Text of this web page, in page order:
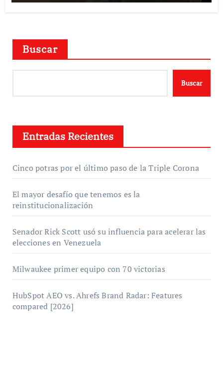
Buscar
Buscar
Entradas Recientes
Cinco potras por el último paso de la Triple Corona
El mayor desafío que tenemos es la
reinstitucionalización
Senador Rick Scott usó su influencia para acelerar las
elecciones en Venezuela
Milwaukee primer equipo con 70 victorias
HubSpot AEO vs. Ahrefs Brand Radar: Features
compared [2026]